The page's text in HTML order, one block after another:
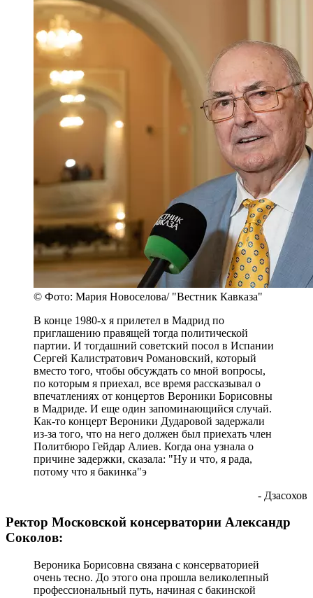
художественный руководитель и главный дирижер
Мариинского театра Валерий Гергиев:
Народный артист РФ Даниил Крамер:
Художественный руководитель и главный дирижер
Женского симфонического оркестра Ксения Жарко:
Доктор искусствоведения, профессор Татьяна Батагова:
Внучка Вероники Дударовой Вероника Вайнштейн:
Экс-президент Северной Осетии Александр
Дзасохов:
Вероника Дударова единственная женщина,
которая внесена в Книгу Гиннеса, как достигшая
высочайшего уровня дирижирования. Она
разрушила представления о том, что дирижерское
дело – мужское. Я много раз был у нее на
концертах и всегда убеждался в том, что она очень
добросовестно относилась к работам
композиторов. С некоторыми из них я был знаком,
и они это подтверждали.
© Фото: Мария Новоселова/ "Вестник Кавказа"